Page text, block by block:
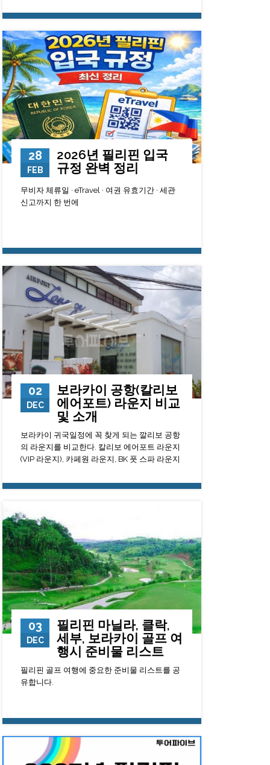
9215 0 23
28
FEB
2026년 필리핀 입국
규정 완벽 정리
무비자 체류일 · eTravel · 여권 유효기간 · 세관
신고까지 한 번에
6893 0 23
02
DEC
보라카이 공항(칼리보
에어포트) 라운지 비교
및 소개
보라카이 귀국일정에 꼭 찾게 되는 깔리보 공항
의 라운지를 비교한다. 칼리보 에어포트 라운지
(VIP 라운지), 카페원 라운지, BK 풋 스파 라운지
140526 0 23
03
DEC
필리핀 마닐라, 클락,
세부, 보라카이 골프 여
행시 준비물 리스트
필리핀 골프 여행에 중요한 준비물 리스트를 공
유합니다.
11783 0 23